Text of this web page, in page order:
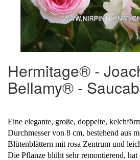
Hermitage® -
Bellamy® -
Eine elegante, große, doppelte,
Durchmesser von 8 cm, bestehend aus
Blütenblättern mit rosa Zentrum und
Die Pflanze blüht sehr remontierend,